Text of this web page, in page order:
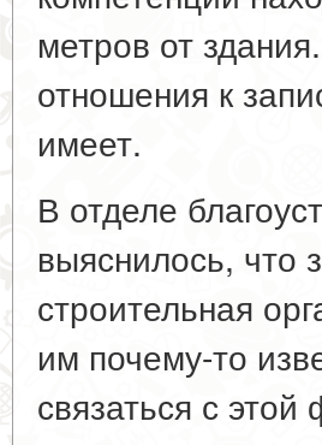
метров от
отношения к
имеет.
В отделе
выяснилось, что
строительная
им почему-то
связаться с